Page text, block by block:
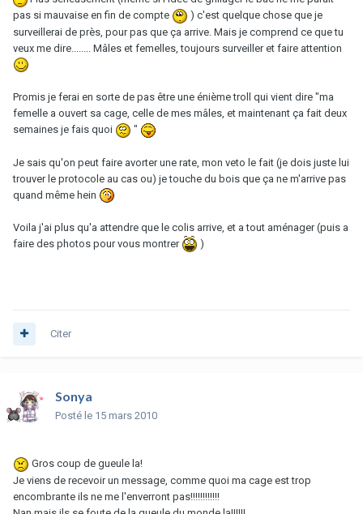
pas si mauvaise en fin de compte
) c'est quelque chose que je
surveillerai de près, pour pas que ça arrive. Mais je comprend ce que tu
veux me dire........ Mâles et femelles, toujours surveiller et faire attention
Promis je ferai en sorte de pas être une énième troll qui vient dire "ma
femelle a ouvert sa cage, celle de mes mâles, et maintenant ça fait deux
semaines je fais quoi
"
Je sais qu'on peut faire avorter une rate, mon veto le fait (je dois juste lui
trouver le protocole au cas ou) je touche du bois que ça ne m'arrive pas
quand même hein
Voila j'ai plus qu'a attendre que le colis arrive, et a tout aménager (puis a
faire des photos pour vous montrer
)
Citer
Sonya
Posté le 15 mars 2010
Gros coup de gueule la!
Je viens de recevoir un message, comme quoi ma cage est trop
encombrante ils ne me l'enverront pas!!!!!!!!!!!!